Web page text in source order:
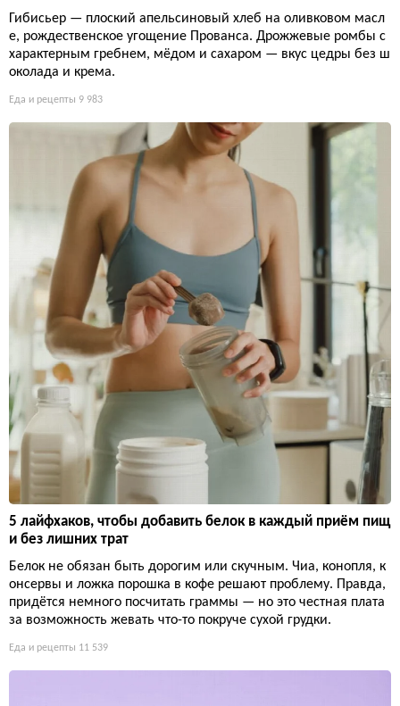
Гибисьер — плоский апельсиновый хлеб на оливковом масл
е, рождественское угощение Прованса. Дрожжевые ромбы с
характерным гребнем, мёдом и сахаром — вкус цедры без ш
околада и крема.
Еда и рецепты 9 983
5 лайфхаков, чтобы добавить белок в каждый приём пищ
и без лишних трат
Белок не обязан быть дорогим или скучным. Чиа, конопля, к
онсервы и ложка порошка в кофе решают проблему. Правда,
придётся немного посчитать граммы — но это честная плата
за возможность жевать что-то покруче сухой грудки.
Еда и рецепты 11 539